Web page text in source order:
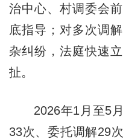
治中心、村调委会
底指导；对多次调
杂纠纷，法庭快速
扯。
2026年1月至5月
33次、委托调解29